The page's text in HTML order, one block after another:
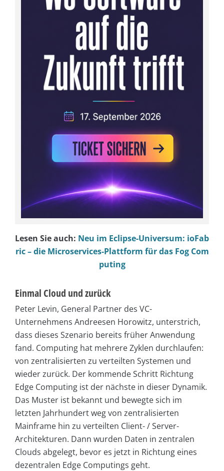
Lesen Sie auch: Neu im Eclipse-Universum: ioFab
ric – die Microservices-Plattform für das Fog Com
puting
Einmal Cloud und zurück
Peter Levin, General Partner des VC-
Unternehmens Andreesen Horowitz, unterstrich,
dass dieses Szenario bereits früher Anwendung
fand. Computing hat mehrere Zyklen durchlaufen:
von zentralisierten zu verteilten Systemen und
wieder zurück. Der kommende Schritt Richtung
Edge Computing ist der nächste in dieser Dynamik.
Das Muster ist bekannt und bewegte sich im
letzten Jahrhundert weg von zentralisierten
Mainframe hin zu verteilten Client- / Server-
Architekturen. Dann wurden Daten in zentralen
Clouds abgelegt, bevor es jetzt in Richtung eines
dezentralen Edge Computings geht.